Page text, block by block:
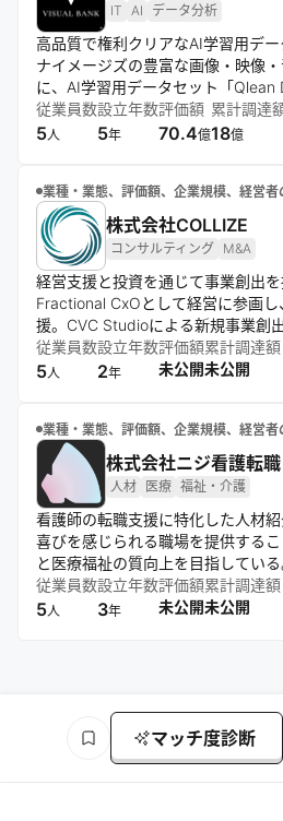
IT AI データ分析
高品質で権利クリアなAI学習用デ
ナイメージズの豊富な画像・映像
に、AI学習用データセット「Qlean
ューションを展開。データ収集から
理まで一貫対応し、研究機関や企業
従業員数
5人
設立年数
5年
評価額
70.4億
累計調達
18億
業種・業態、評価額、企業規模、経営
株式会社COLLIZE
コンサルティング M&A
経営支援と投資を通じて事業創出を
Fractional CxOとして経営に参画
援。CVC Studioによる新規事業創
プM&A支援を展開し、企業価値の
献する。
従業員数
5人
設立年数
2年
評価額
未公開
累計調達額
未公開
業種・業態、評価額、企業規模、経営
株式会社ニジ看護転職
人材 医療 福祉・介護
看護師の転職支援に特化した人材
喜びを感じられる職場を提供する
と医療福祉の質向上を目指してい
き、有料職業紹介事業者として「ニ
運営。キャリアアドバイザーが両面
従業員数
5人
設立年数
3年
評価額
未公開
累計調達額
未公開
マッチ度診断